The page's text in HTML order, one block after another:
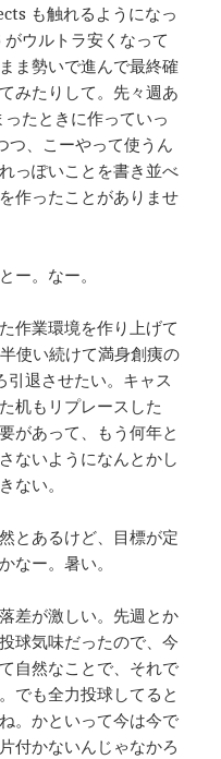
も触れるようになっ
ウルトラ安くなって
ま勢いで進んで最終確
みたりして。先々週あ
たときに作っていっ
つ、こーやって使うん
っぽいことを書き並べ
作ったことがありませ
ー。なー。
作業環境を作り上げて
使い続けて満身創痍の
引退させたい。キャス
机もリプレースした
があって、もう何年と
ないようになんとかし
ない。
とあるけど、目標が定
なー。暑い。
差が激しい。先週とか
球気味だったので、今
自然なことで、それで
でも全力投球してると
。かといって今は今で
付かないんじゃなかろ